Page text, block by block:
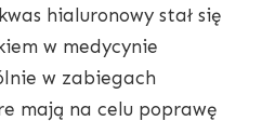
hialuronowy stał się
w medycynie
w zabiegach
mają na celu poprawę